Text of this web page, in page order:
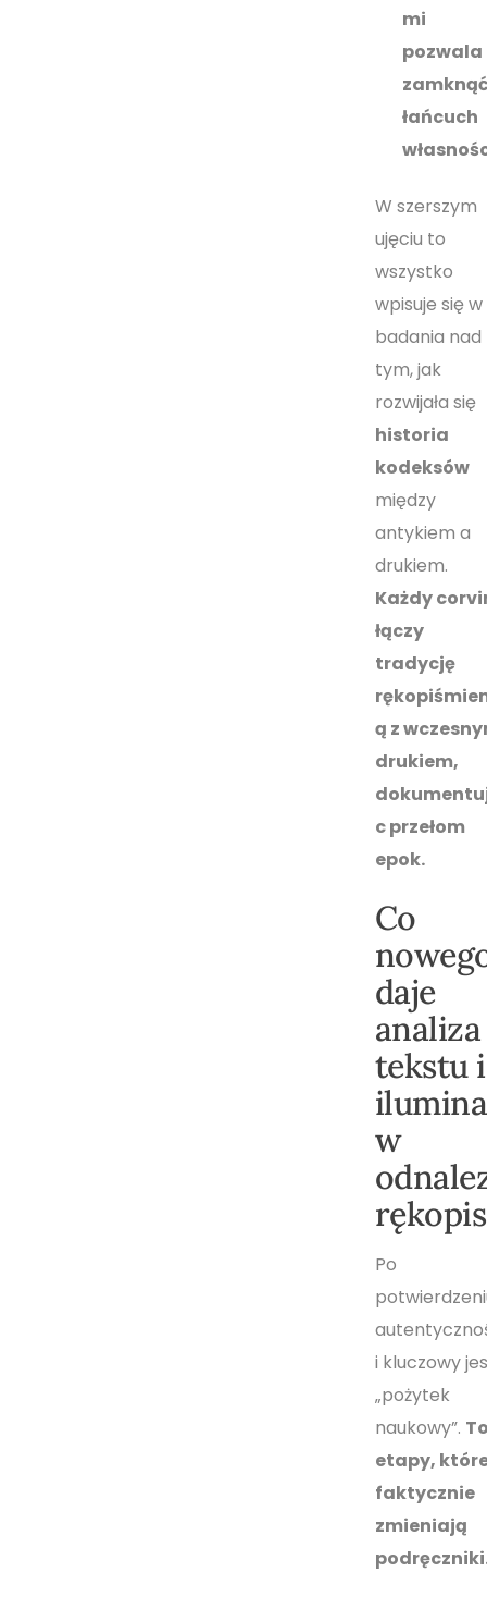
mi
pozwala
łańcuch
W szerszym
ujęciu to
wszystko
wpisuje się w
badania nad
tym, jak
rozwijała się
historia
kodeksów
między
antykiem a
drukiem.
Każdy
łączy
tradycję
ą z
drukiem,
c przełom
epok.
Co
daje
analiza
tekstu i
w
Po
i kluczowy
„pożytek
naukowy”.
etapy,
faktycznie
zmieniają